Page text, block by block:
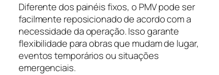
Diferente dos painéis fixos, o PMV pode ser
facilmente reposicionado de acordo com a
necessidade da operação. Isso garante
flexibilidade para obras que mudam de lugar,
eventos temporários ou situações
emergenciais.